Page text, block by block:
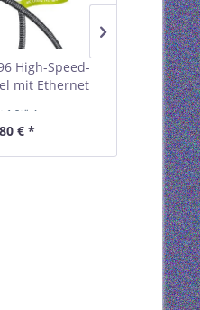
High-Speed-
mit Ethernet
1 Stück
€ *
Goobay
HDMI™-
VPE